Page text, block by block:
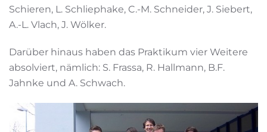
Schieren, L. Schliephake, C.-M. Schneider, J. Siebert,
A.-L. Vlach, J. Wölker.
Darüber hinaus haben das Praktikum vier Weitere
absolviert, nämlich: S. Frassa, R. Hallmann, B.F.
Jahnke und A. Schwach.